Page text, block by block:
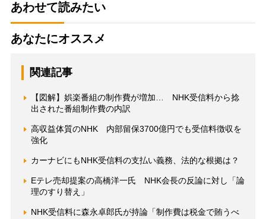
あわせて読みたい
あなたにオススメ
関連記事
【図解】娯楽番組の制作費が増加… NHK受信料から捻
出された番組制作費の内訳
高収益体質のNHK 内部留保3700億円でも受信料徴収を
強化
カーナビにもNHK受信料の支払い義務、法的な根拠は？
Eテレ売却提案の高橋洋一氏 NHK会長の反論に対し「論
理のすり替え」
NHK受信料に森永卓郎氏が持論「制作費は税金で賄うべ